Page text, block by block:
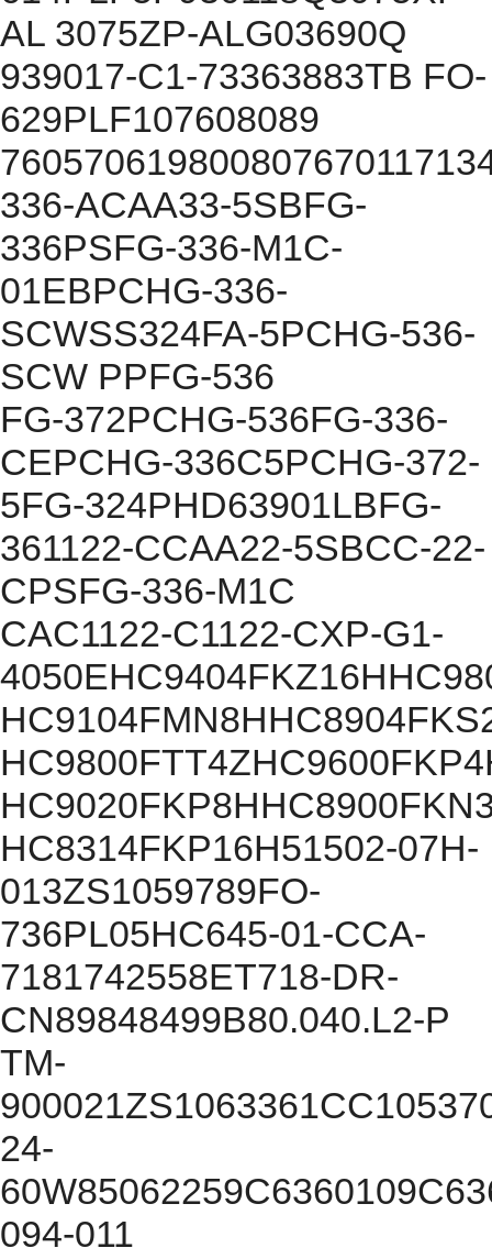
AL 3075ZP-ALG03690Q
939017-C1-73363883TB FO-
629PLF107608089
336-ACAA33-5SBFG-
336PSFG-336-M1C-
01EBPCHG-336-
SCWSS324FA-5PCHG-536-
SCW PPFG-536
FG-372PCHG-536FG-336-
CEPCHG-336C5PCHG-372-
5FG-324PHD63901LBFG-
361122-CCAA22-5SBCC-22-
CPSFG-336-M1C
CAC1122-C1122-CXP-G1-
HC8314FKP16H51502-07H-
013ZS1059789FO-
736PL05HC645-01-CCA-
7181742558ET718-DR-
CN89848499B80.040.L2-P
TM-
24-
094-011